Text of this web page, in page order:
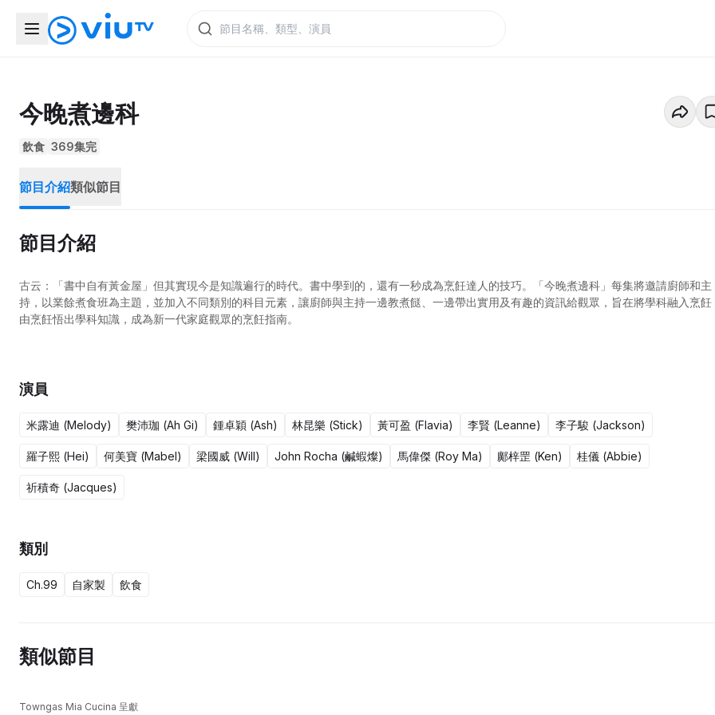
今晚煮邊科
飲食 369集完
節目介紹類似節目
節目介紹
古云：「書中自有黃金屋」但其實現今是知識遍行的時代。書中學到的，還有一秒成為烹飪達人的技巧。「今晚煮邊科」每集將邀請廚師和主
持，以業餘煮食班為主題，並加入不同類別的科目元素，讓廚師與主持一邊教煮餸、一邊帶出實用及有趣的資訊給觀眾，旨在將學科融入烹飪
由烹飪悟出學科知識，成為新一代家庭觀眾的烹飪指南。
演員
米露迪 (Melody) 樊沛珈 (Ah Gi) 鍾卓穎 (Ash) 林昆樂 (Stick) 黃可盈 (Flavia) 李賢 (Leanne) 李子駿 (Jackson)
羅子熙 (Hei) 何美寶 (Mabel) 梁國威 (Will) John Rocha (鹹蝦燦) 馬偉傑 (Roy Ma) 鄺梓罡 (Ken) 桂儀 (Abbie)
祈積奇 (Jacques)
類別
Ch.99 自家製 飲食
類似節目
Towngas Mia Cucina 呈獻